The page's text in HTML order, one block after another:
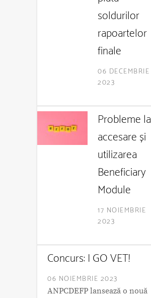
soldurilor
rapoartelor
finale
06 DECEMBRIE
2023
Probleme la
accesare și
utilizarea
Beneficiary
Module
17 NOIEMBRIE
2023
Concurs: I GO VET!
06 NOIEMBRIE 2023
ANPCDEFP lansează o nouă